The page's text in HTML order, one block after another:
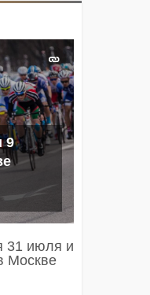
9
31 июля и
Москве